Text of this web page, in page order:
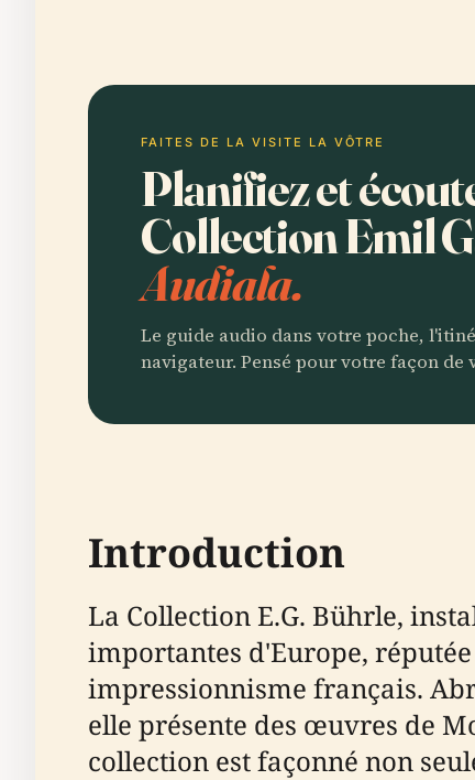
FAITES DE LA VISITE LA VÔTRE
Planifiez et
Collection Emil
Audiala.
Le guide audio dans votre poche,
navigateur. Pensé pour votre façon de
Introduction
La Collection E.G. Bührle,
importantes d'Europe,
impressionnisme français.
elle présente des œuvres de
collection est façonné non